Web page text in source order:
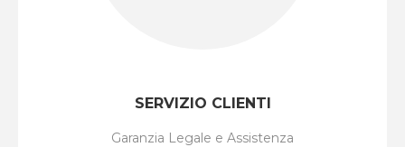
SERVIZIO CLIENTI
Garanzia Legale e Assistenza